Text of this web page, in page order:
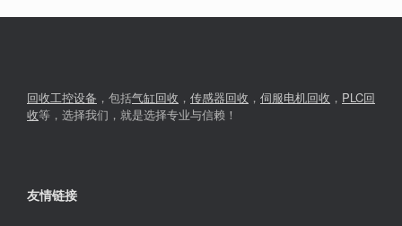
回收工控设备 ，包括气缸回收 ， 传感器回收 ， 伺服电机回收 ， PLC回
收等，选择我们，就是选择专业与信赖！
友情链接